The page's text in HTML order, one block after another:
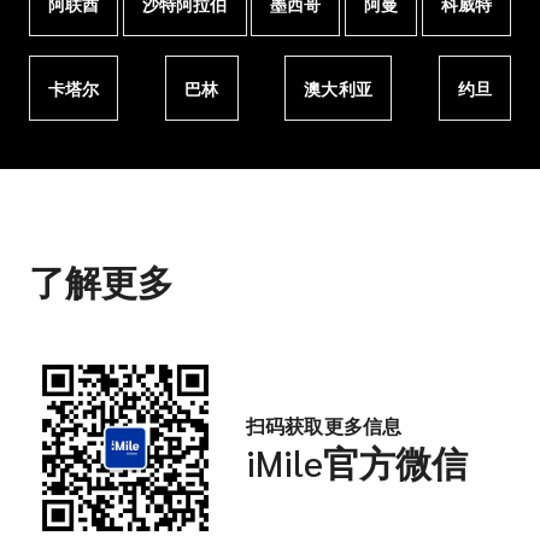
卡塔尔 巴林 澳大利亚 约旦
了解更多
扫码获取更多信息
iMile官方微信